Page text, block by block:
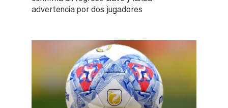
advertencia por dos jugadores